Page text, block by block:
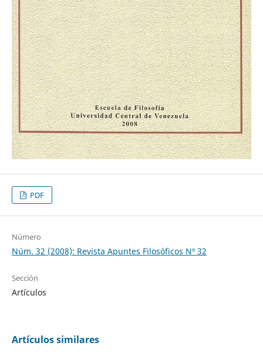
PDF
Número
Núm. 32 (2008): Revista Apuntes Filosóficos Nº 32
Sección
Artículos
Artículos similares